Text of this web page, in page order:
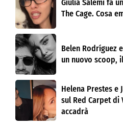
Giulia Salemi fa
The Cage. Cosa
Belen Rodríguez
un nuovo scoop,
Helena Prestes e
sul Red Carpet di
accadrà